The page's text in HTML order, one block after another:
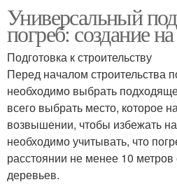
Универсальный
погреб: создание
Подготовка к строительству
Перед началом строительства
необходимо выбрать
всего выбрать место, которое
возвышении, чтобы избежать
необходимо учитывать, что
расстоянии не менее 10
деревьев.